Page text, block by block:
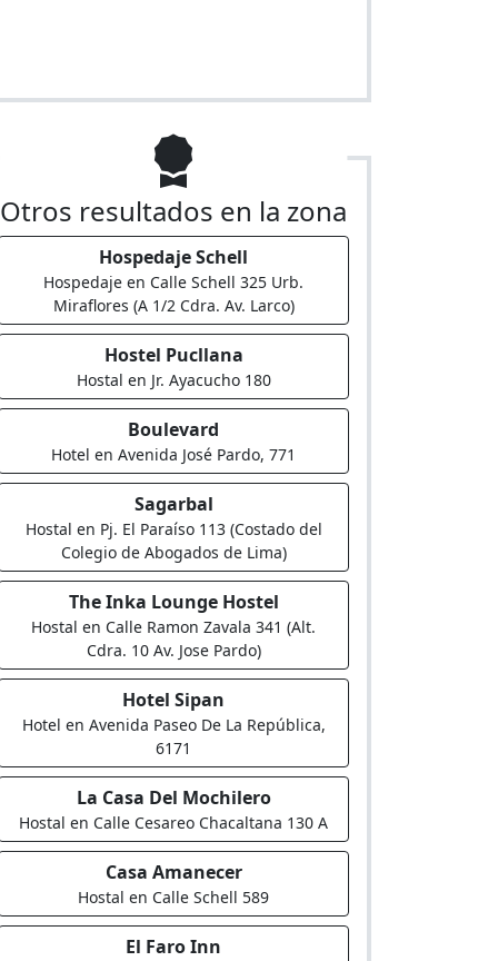
Otros resultados en la zona
Hospedaje Schell
Hospedaje en Calle Schell 325 Urb.
Miraflores (A 1/2 Cdra. Av. Larco)
Hostel Pucllana
Hostal en Jr. Ayacucho 180
Boulevard
Hotel en Avenida José Pardo, 771
Sagarbal
Hostal en Pj. El Paraíso 113 (Costado del
Colegio de Abogados de Lima)
The Inka Lounge Hostel
Hostal en Calle Ramon Zavala 341 (Alt.
Cdra. 10 Av. Jose Pardo)
Hotel Sipan
Hotel en Avenida Paseo De La República,
6171
La Casa Del Mochilero
Hostal en Calle Cesareo Chacaltana 130 A
Casa Amanecer
Hostal en Calle Schell 589
El Faro Inn